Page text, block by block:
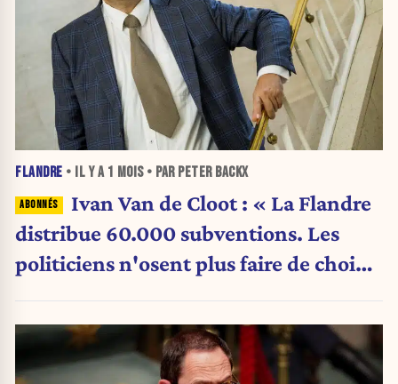
FLANDRE • IL Y A 1 MOIS• PAR PETER BACKX
Ivan Van de Cloot : « La Flandre
distribue 60.000 subventions. Les
politiciens n'osent plus faire de choix.